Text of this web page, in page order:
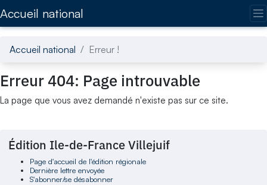
Accueil national
Accueil national Erreur !
Erreur 404: Page introuvable
La page que vous avez demandé n'existe pas sur ce site.
Édition Ile-de-France Villejuif
Page d'accueil de l'édition régionale
Dernière lettre envoyée
S'abonner/se désabonner